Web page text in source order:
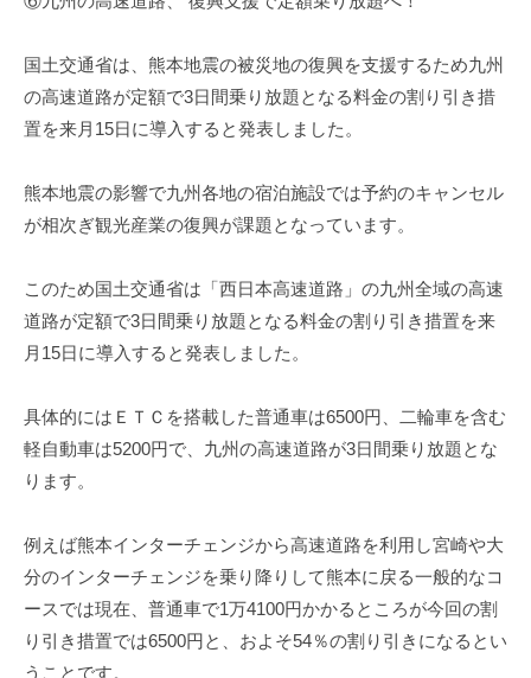
国土交通省は、熊本地震の被災地の復興を支援するため九州
の高速道路が定額で3日間乗り放題となる料金の割り引き措
置を来月15日に導入すると発表しました。
熊本地震の影響で九州各地の宿泊施設では予約のキャンセル
が相次ぎ観光産業の復興が課題となっています。
このため国土交通省は「西日本高速道路」の九州全域の高速
道路が定額で3日間乗り放題となる料金の割り引き措置を来
月15日に導入すると発表しました。
具体的にはＥＴＣを搭載した普通車は6500円、二輪車を含む
軽自動車は5200円で、九州の高速道路が3日間乗り放題とな
ります。
例えば熊本インターチェンジから高速道路を利用し宮崎や大
分のインターチェンジを乗り降りして熊本に戻る一般的なコ
ースでは現在、普通車で1万4100円かかるところが今回の割
り引き措置では6500円と、およそ54％の割り引きになるとい
うことです。